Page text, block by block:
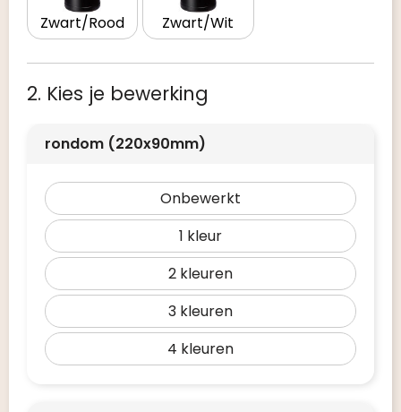
Zwart/Rood Zwart/Wit
2. Kies je bewerking
rondom (220x90mm)
Onbewerkt
1
2
3
4